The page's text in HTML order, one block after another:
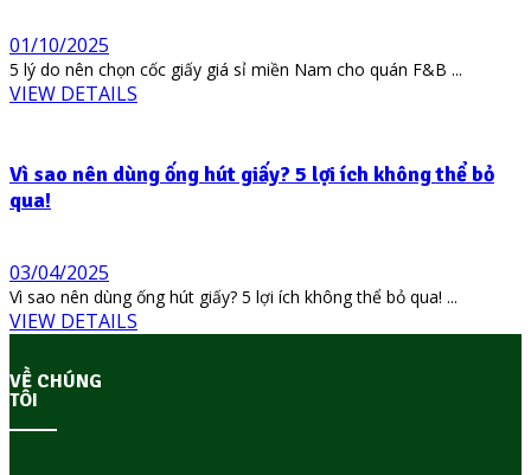
01/10/2025
5 lý do nên chọn cốc giấy giá sỉ miền Nam cho quán F&B ...
VIEW DETAILS
Vì sao nên dùng ống hút giấy? 5 lợi ích không thể bỏ
qua!
03/04/2025
Vì sao nên dùng ống hút giấy? 5 lợi ích không thể bỏ qua! ...
VIEW DETAILS
VỀ CHÚNG
TÔI